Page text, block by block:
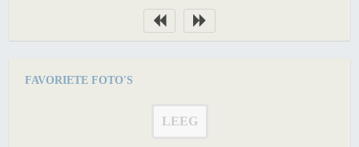
FAVORIETE FOTO'S
LEEG